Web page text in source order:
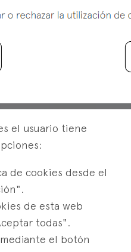
el usuario tiene
de cookies desde el
de esta web
todas".
el botón